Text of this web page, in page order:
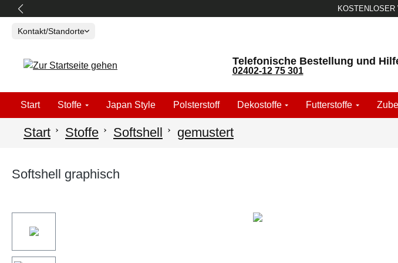
Kontakt/Standorte
Telefonische Bestellung und
02402-12 75 301
Start Stoffe Japan Style Polsterstoff Dekostoffe Futterstoffe
Start Stoffe Softshell gemustert
Softshell graphisch